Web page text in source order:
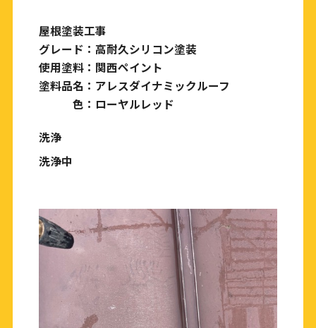
屋根塗装工事
グレード：高耐久シリコン塗装
使用塗料：関西ペイント
塗料品名：アレスダイナミックルーフ
色：ローヤルレッド
洗浄
洗浄中